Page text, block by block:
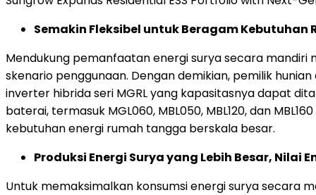
Semakin Fleksibel untuk Beragam Kebutuhan
Mendukung pemanfaatan energi surya secara mandiri
skenario penggunaan. Dengan demikian, pemilik
inverter hibrida seri MGRL yang kapasitasnya dapat
baterai, termasuk MGL060, MBL050, MBL120, dan
kebutuhan energi rumah tangga berskala besar.
Produksi Energi Surya yang Lebih Besar, Nilai
Untuk memaksimalkan konsumsi energi surya secara